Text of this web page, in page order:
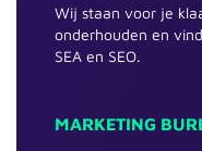
Wij staan voor je
onderhouden en
SEA en SEO.
MARKETING